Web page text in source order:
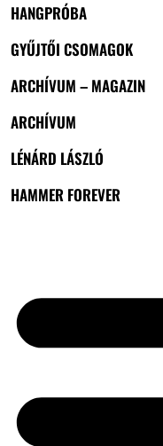
HANGPRÓBA
GYŰJTŐI CSOMAGOK
ARCHÍVUM – MAGAZIN
ARCHÍVUM
LÉNÁRD LÁSZLÓ
HAMMER FOREVER